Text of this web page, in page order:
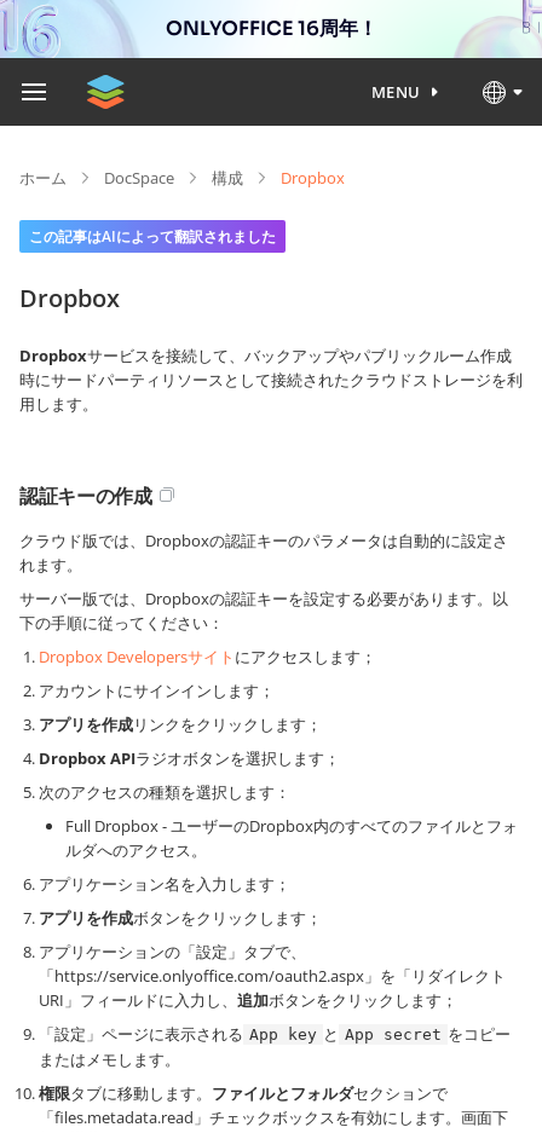
ONLYOFFICE 16周年！
MENU
ホーム DocSpace 構成 Dropbox
この記事はAIによって翻訳されました
Dropbox
Dropboxサービスを接続して、バックアップやパブリックルーム作成
時にサードパーティリソースとして接続されたクラウドストレージを利
用します。
認証キーの作成
クラウド版では、Dropboxの認証キーのパラメータは自動的に設定さ
れます。
サーバー版では、Dropboxの認証キーを設定する必要があります。以
下の手順に従ってください：
Dropbox Developersサイト にアクセスします；
アカウントにサインインします；
アプリを作成リンクをクリックします；
Dropbox APIラジオボタンを選択します；
次のアクセスの種類を選択します：
Full Dropbox - ユーザーのDropbox内のすべてのファイルとフォ
ルダへのアクセス。
アプリケーション名を入力します；
アプリを作成ボタンをクリックします；
アプリケーションの「設定」タブで、
「https://service.onlyoffice.com/oauth2.aspx」を「リダイレクト
URI」フィールドに入力し、 追加ボタンをクリックします；
「設定」ページに表示される App key と App secret をコピー
またはメモします。
権限タブに移動します。 ファイルとフォルダセクションで
「files.metadata.read」チェックボックスを有効にします。画面下